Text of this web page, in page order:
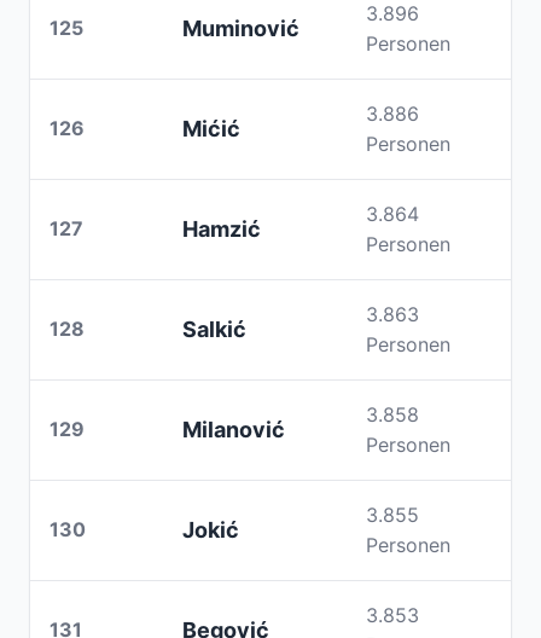
125 Muminović
3.896
Personen
126 Mićić
3.886
Personen
127 Hamzić
3.864
Personen
128 Salkić
3.863
Personen
129 Milanović
3.858
Personen
130 Jokić
3.855
Personen
131 Begović
3.853